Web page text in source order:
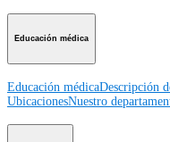
Educación médica
Educación médicaDescripción
UbicacionesNuestro